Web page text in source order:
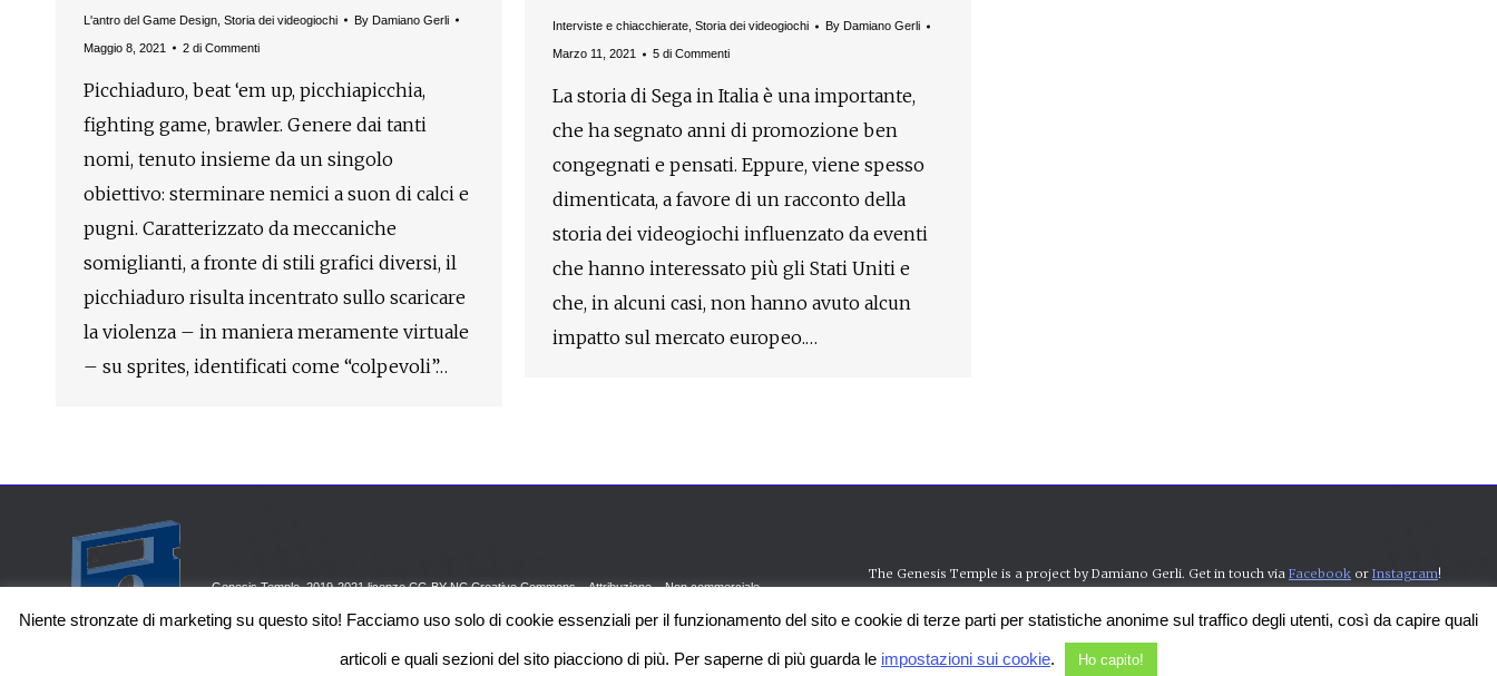
L'antro del Game Design Storia dei videogiochi By Damiano Gerli
Maggio 8, 2021 2 di Commenti
Picchiaduro, beat ‘em up, picchiapicchia,
fighting game, brawler. Genere dai tanti
nomi, tenuto insieme da un singolo
obiettivo: sterminare nemici a suon di calci e
pugni. Caratterizzato da meccaniche
somiglianti, a fronte di stili grafici diversi, il
picchiaduro risulta incentrato sullo scaricare
la violenza – in maniera meramente virtuale
– su sprites, identificati come “colpevoli”…
Interviste e chiacchierate Storia dei videogiochi By Damiano Gerli
Marzo 11, 2021 5 di Commenti
La storia di Sega in Italia è una importante,
che ha segnato anni di promozione ben
congegnati e pensati. Eppure, viene spesso
dimenticata, a favore di un racconto della
storia dei videogiochi influenzato da eventi
che hanno interessato più gli Stati Uniti e
che, in alcuni casi, non hanno avuto alcun
impatto sul mercato europeo.…
Genesis Temple, 2019-2021 licenze CC-BY-NC Creative Commons – Attribuzione – Non commerciale
The Genesis Temple is a project by Damiano Gerli. Get in touch via Facebook or Instagram!
Niente stronzate di marketing su questo sito! Facciamo uso solo di cookie essenziali per il funzionamento del sito e cookie di terze parti per statistiche anonime sul traffico degli utenti, così da capire quali
articoli e quali sezioni del sito piacciono di più. Per saperne di più guarda le impostazioni sui cookie. Ho capito!